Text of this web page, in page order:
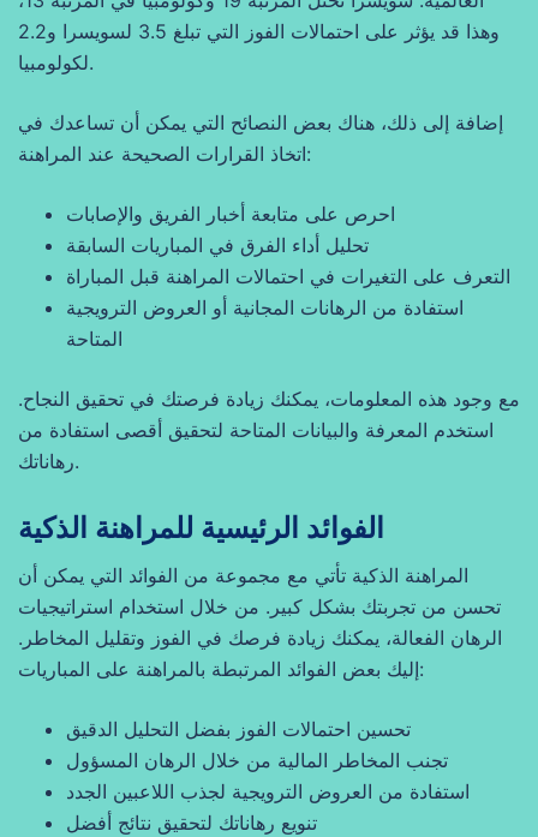
وهذا قد يؤثر على احتمالات الفوز التي تبلغ 3.5 لسويسرا و2.2
لكولومبيا.
إضافة إلى ذلك، هناك بعض النصائح التي يمكن أن تساعدك في
اتخاذ القرارات الصحيحة عند المراهنة:
احرص على متابعة أخبار الفريق والإصابات
تحليل أداء الفرق في المباريات السابقة
التعرف على التغيرات في احتمالات المراهنة قبل المباراة
استفادة من الرهانات المجانية أو العروض الترويجية
المتاحة
مع وجود هذه المعلومات، يمكنك زيادة فرصتك في تحقيق النجاح.
استخدم المعرفة والبيانات المتاحة لتحقيق أقصى استفادة من
رهاناتك.
الفوائد الرئيسية للمراهنة الذكية
المراهنة الذكية تأتي مع مجموعة من الفوائد التي يمكن أن
تحسن من تجربتك بشكل كبير. من خلال استخدام استراتيجيات
الرهان الفعالة، يمكنك زيادة فرصك في الفوز وتقليل المخاطر.
إليك بعض الفوائد المرتبطة بالمراهنة على المباريات:
تحسين احتمالات الفوز بفضل التحليل الدقيق
تجنب المخاطر المالية من خلال الرهان المسؤول
استفادة من العروض الترويجية لجذب اللاعبين الجدد
تنويع رهاناتك لتحقيق نتائج أفضل